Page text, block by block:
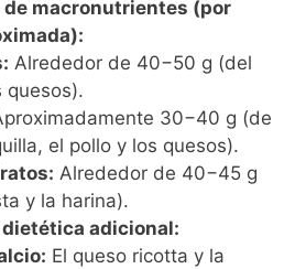
macronutrientes (por
Alrededor de 40−50 g (del
quesos).
30−40 g (de
el pollo y los quesos).
Alrededor de 40−45 g
y la harina).
adicional:
El queso ricotta y la